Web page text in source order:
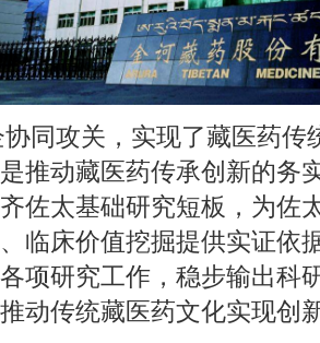
同攻关，实现了藏医药传
推动藏医药传承创新的务
佐太基础研究短板，为佐
临床价值挖掘提供实证依
项研究工作，稳步输出科
动传统藏医药文化实现创